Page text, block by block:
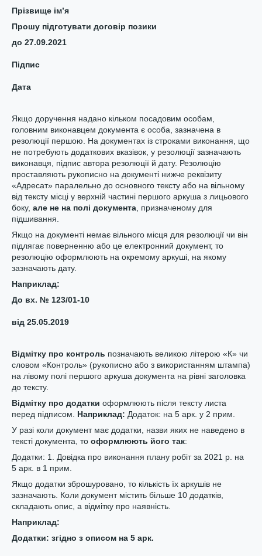
Прізвище ім’я
Прошу підготувати договір позики
до 27.09.2021
Підпис
Дата
Якщо доручення надано кільком посадовим особам,
головним виконавцем документа є особа, зазначена в
резолюції першою. На документах із строками виконання, що
не потребують додаткових вказівок, у резолюції зазначають
виконавця, підпис автора резолюції й дату. Резолюцію
проставляють рукописно на документі нижче реквізиту
«Адресат» паралельно до основного тексту або на вільному
від тексту місці у верхній частині першого аркуша з лицьового
боку, але не на полі документа , призначеному для
підшивання.
Якщо на документі немає вільного місця для резолюції чи він
підлягає поверненню або це електронний документ, то
резолюцію оформлюють на окремому аркуші, на якому
зазначають дату.
Наприклад:
До вх. № 123/01-10
від 25.05.2019
Відмітку про контроль позначають великою літерою «К» чи
словом «Контроль» (рукописно або з використанням штампа)
на лівому полі першого аркуша документа на рівні заголовка
до тексту.
Відмітку про додатки оформлюють після тексту листа
перед підписом.
Наприклад: Додаток: на 5 арк. у 2 прим.
У разі коли документ має додатки, назви яких не наведено в
тексті документа, то оформлюють його так:
Додатки: 1. Довідка про виконання плану робіт за 2021 р. на
5 арк. в 1 прим.
Якщо додатки зброшуровано, то кількість їх аркушів не
зазначають. Коли документ містить більше 10 додатків,
складають опис, а відмітку про наявність.
Наприклад:
Додатки: згідно з описом на 5 арк.